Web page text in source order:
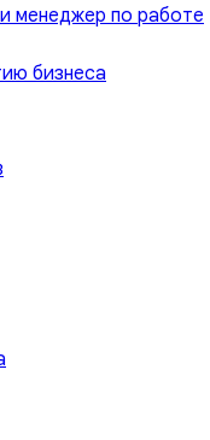
менеджер по работе
бизнеса